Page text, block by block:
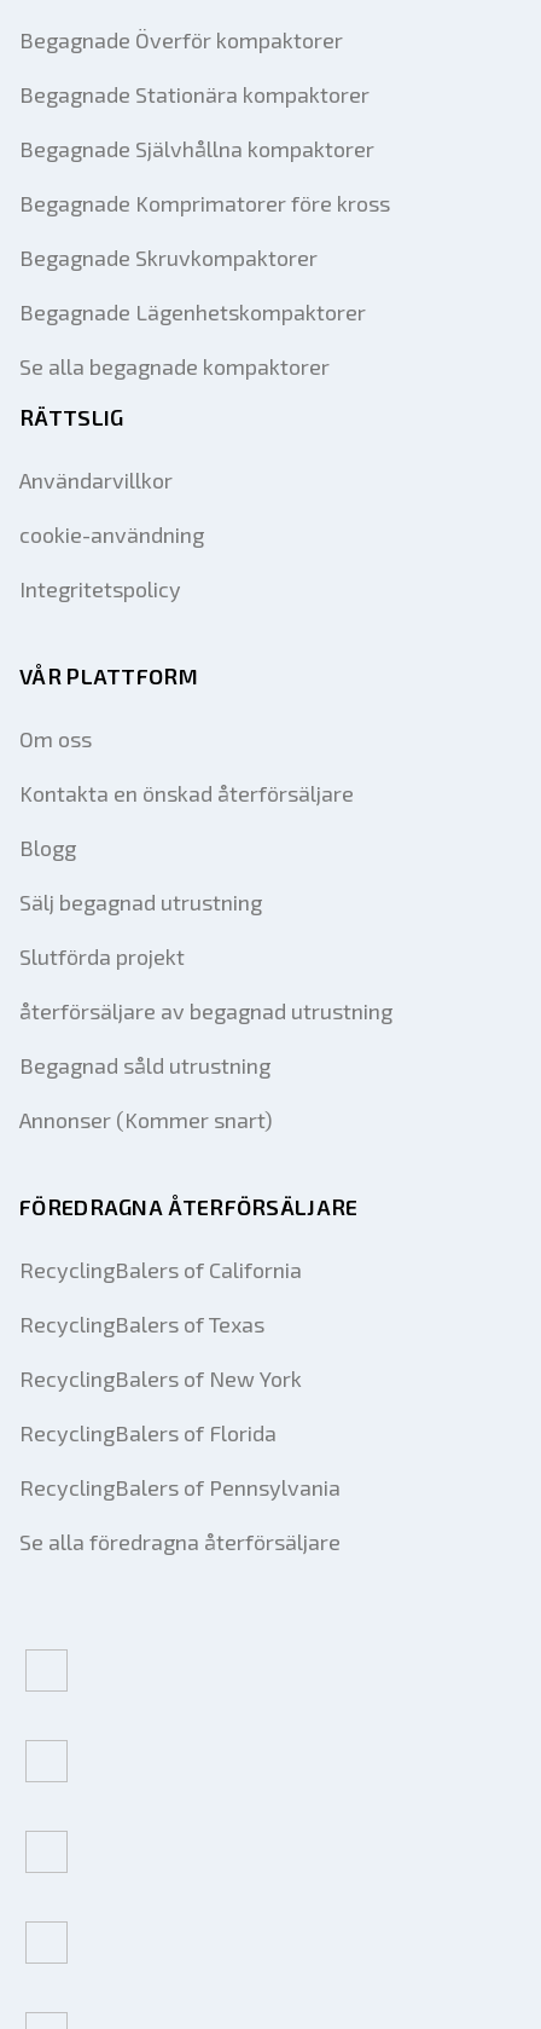
Begagnade Överför kompaktorer
Begagnade Stationära kompaktorer
Begagnade Självhållna kompaktorer
Begagnade Komprimatorer före kross
Begagnade Skruvkompaktorer
Begagnade Lägenhetskompaktorer
Se alla begagnade kompaktorer
RÄTTSLIG
Användarvillkor
cookie-användning
Integritetspolicy
VÅR PLATTFORM
Om oss
Kontakta en önskad återförsäljare
Blogg
Sälj begagnad utrustning
Slutförda projekt
återförsäljare av begagnad utrustning
Begagnad såld utrustning
Annonser (Kommer snart)
FÖREDRAGNA ÅTERFÖRSÄLJARE
RecyclingBalers of California
RecyclingBalers of Texas
RecyclingBalers of New York
RecyclingBalers of Florida
RecyclingBalers of Pennsylvania
Se alla föredragna återförsäljare